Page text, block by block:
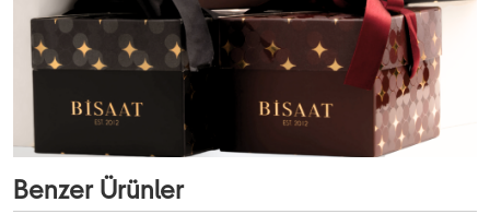
Benzer Ürünler